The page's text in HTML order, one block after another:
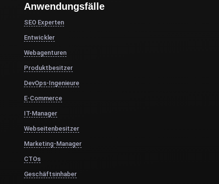
Anwendungsfälle
SEO Experten
Entwickler
Webagenturen
Produktbesitzer
DevOps-Ingenieure
E-Commerce
IT-Manager
Webseitenbesitzer
Marketing-Manager
CTOs
Geschäftsinhaber